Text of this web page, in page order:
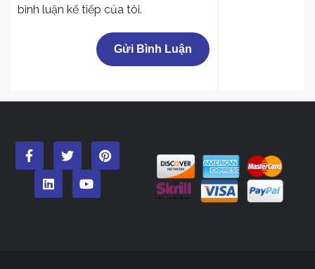
bình luận kế tiếp của tôi.